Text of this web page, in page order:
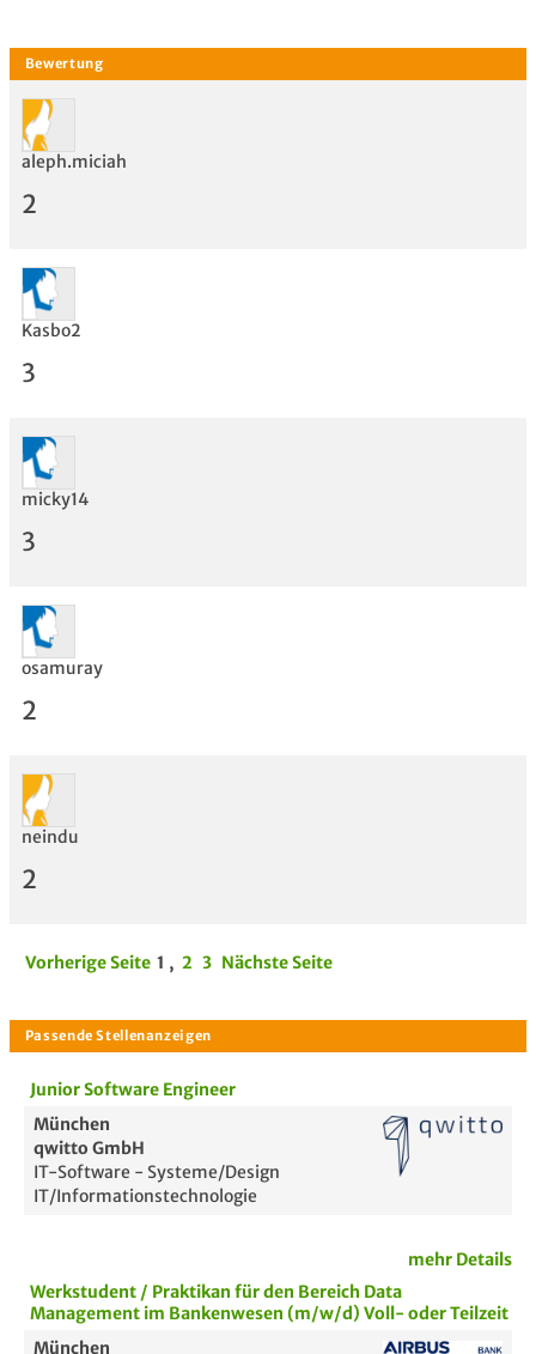
Bewertung
aleph.miciah
2
Kasbo2
3
micky14
3
osamuray
2
neindu
2
Vorherige Seite 1 , 2 3 Nächste Seite
Junior Software Engineer
München
qwitto GmbH
IT-Software - Systeme/Design
IT/Informationstechnologie
mehr Details
Werkstudent / Praktikan für den Bereich Data
Management im Bankenwesen (m/w/d) Voll- oder Teilzeit
München